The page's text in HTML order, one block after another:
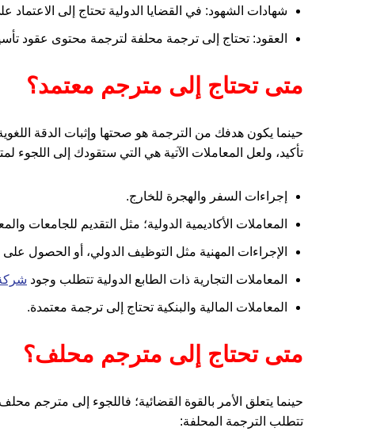
شهادات الشهود: في القضايا الدولية تحتاج إلى
العقود: تحتاج إلى ترجمة محلفة لترجمة محتوى عقود
متى تحتاج إلى مترجم معتمد؟
حينما يكون هدفك من الترجمة هو صحتها وإثبات الدقة
تأكيد، ولعل المعاملات الآتية هي التي ستقودك إلى اللجوء
إجراءات السفر والهجرة للخارج.
المعاملات الأكاديمية الدولية؛ مثل التقديم للجامعات
الإجراءات المهنية مثل التوظيف الدولي، أو الحصول
المعاملات التجارية ذات الطابع الدولية تتطلب وجود
المعاملات المالية والبنكية تحتاج إلى ترجمة معتمدة.
متى تحتاج إلى مترجم محلف؟
حينما يتعلق الأمر بالقوة القضائية؛ فاللجوء إلى مترجم
تتطلب الترجمة المحلفة: